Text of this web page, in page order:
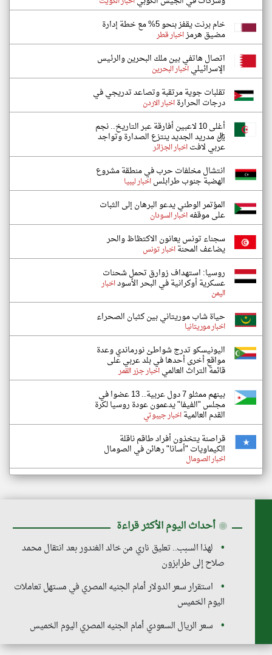
خام برنت يقفز بنحو 5% مع خطة إدارة
مضيق هرمزاخبار قطر
اتصال هاتفي بين ملك البحرين والرئيس
الإسرائيلياخبار البحرين
تقلبات جوية مرتقبة وتصاعد تدريجي في
درجات الحرارةاخبار الاردن
أغلى 10 لاعبين أفارقة عبر التاريخ.. نجم
ريال مدريد الجديد ينتزع الصدارة وتواجد
عربي لافتاخبار الجزائر
انتشال مخلفات حرب في منطقة مشروع
الهضبة جنوب طرابلساخبار ليبيا
المؤتمر الوطني يدعو البرهان إلى الثبات
على موقفهاخبار السودان
سجناء تونس يعانون الاكتظاظ والحر
يضاعف المحنةاخبار تونس
روسيا: استهداف زوارق تحمل شحنات
عسكرية أوكرانية في البحر الأسوداخبار
اليمن
حياة شاب موريتاني بين كثبان الصحراء
اخبار موريتانيا
اليونيسكو تدرج شواطئ نورماندي وعدة
مواقع أخرى أحدها في بلد عربي على
قائمة التراث العالمياخبار جزر القمر
بينهم ممثلو 7 دول عربية.. 13 عضوا في
مجلس "الفيفا" يدعمون عودة روسيا لكرة
القدم العالميةاخبار جيبوتي
قراصنة يتخذون أفراد طاقم ناقلة
الكيماويات "أسانا" رهائن في الصومال
اخبار الصومال
◉ أحداث اليوم الأكثر قراءة
لهذا السبب.. تعليق ناري من خالد الغندور بعد انتقال محمد
صلاح إلى طرابزون
استقرار سعر الدولار أمام الجنيه المصري في مستهل تعاملات
اليوم الخميس
سعر الريال السعودي أمام الجنيه المصري اليوم الخميس